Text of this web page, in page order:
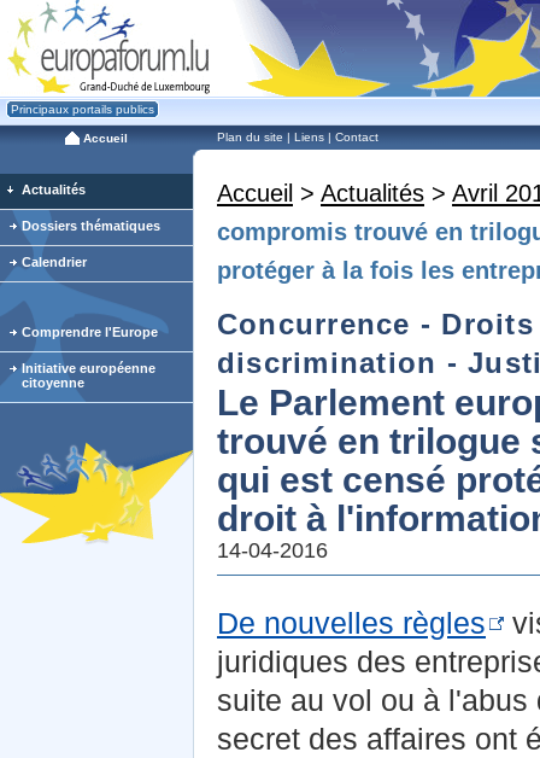
Principaux portails publics
Accueil Plan du site | Liens | Contact
Accueil > Actualités > Avril
compromis trouvé en
protéger à la fois les
Concurrence -
discrimination -
Le Parlement
trouvé en trilogue
qui est censé
droit à
14-04-2016
De nouvelles règles
juridiques des
suite au vol ou à
secret des affaires ont
Actualités
Dossiers thématiques
Calendrier
Comprendre l'Europe
Initiative européenne
citoyenne